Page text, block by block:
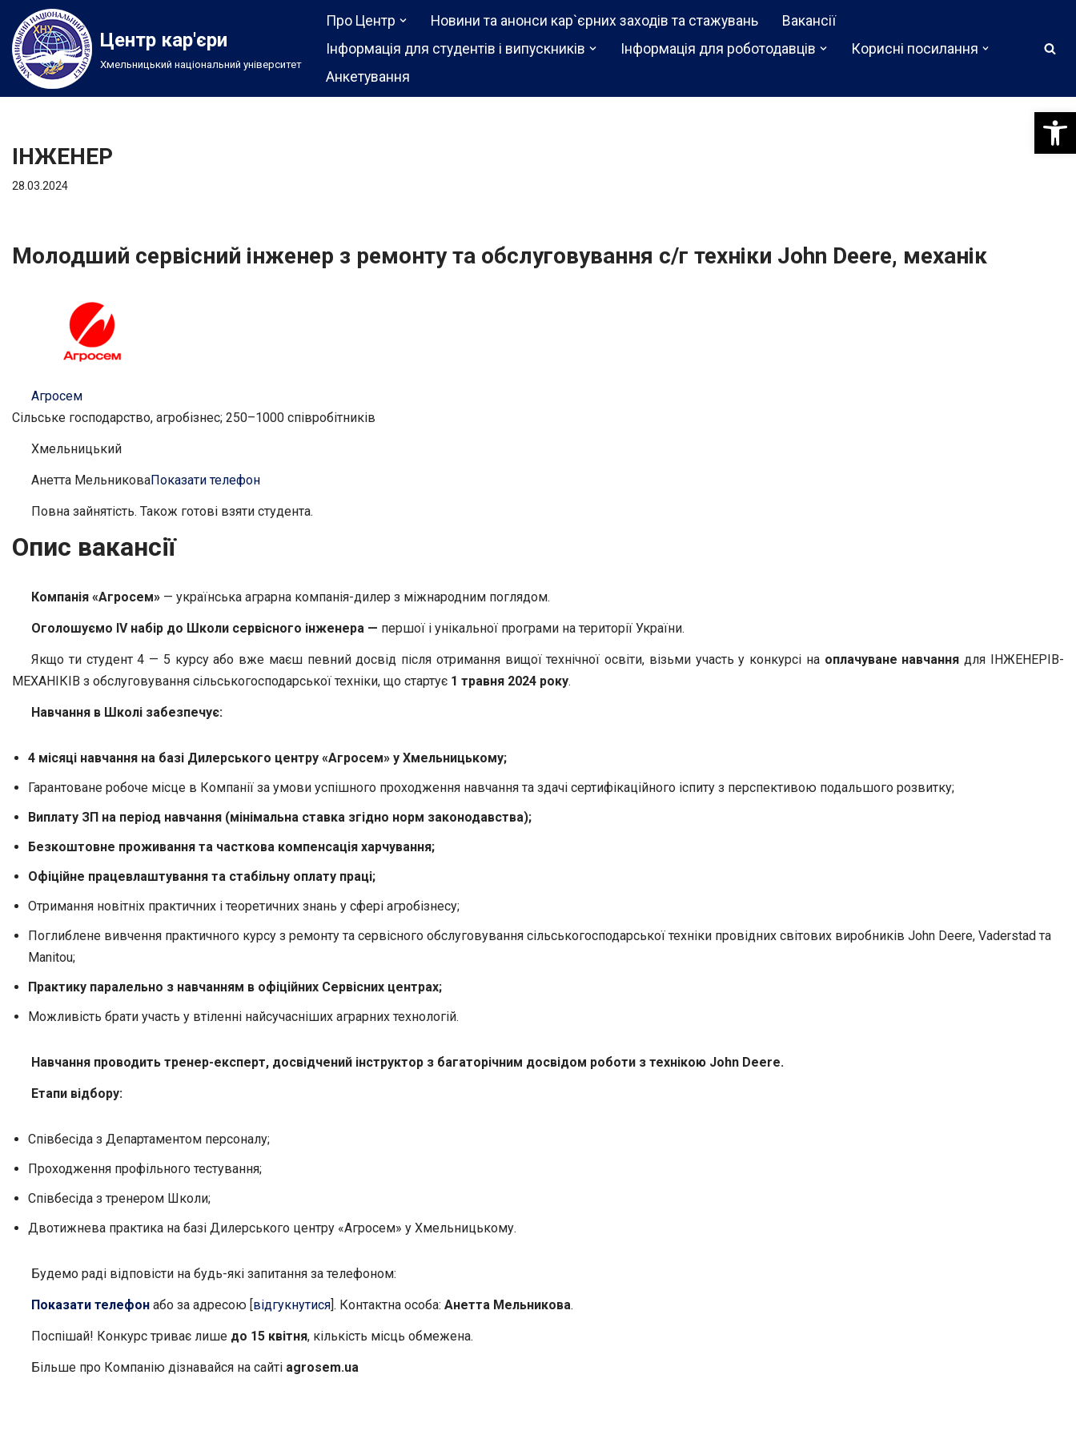
Перейти
до
вмісту
Центр кар'єри
Хмельницький національний університет
Про Центр Новини та анонси кар`єрних заходів та стажувань
Вакансії
Інформація для студентів і випускників
Інформація для роботодавців
Корисні посилання
Анкетування
ІНЖЕНЕР
28.03.2024
Молодший сервісний інженер з ремонту та обслуговування с/г техніки John Deere, механік
Агросем
Сільське господарство, агробізнес; 250–1000 співробітників
Хмельницький
Анетта МельниковаПоказати телефон
Повна зайнятість. Також готові взяти студента.
Опис вакансії
Компанія «Агросем» — українська аграрна компанія-дилер з міжнародним поглядом.
Оголошуємо IV набір до Школи сервісного інженера — першої і унікальної програми на території України.
Якщо ти студент 4 — 5 курсу або вже маєш певний досвід після отримання вищої технічної освіти, візьми участь у конкурсі на оплачуване навчання для ІНЖЕНЕРІВ-
МЕХАНІКІВ з обслуговування сільськогосподарської техніки, що стартує 1 травня 2024 року.
Навчання в Школі забезпечує:
4 місяці навчання на базі Дилерського центру «Агросем» у Хмельницькому;
Гарантоване робоче місце в Компанії за умови успішного проходження навчання та здачі сертифікаційного іспиту з перспективою подальшого розвитку;
Виплату ЗП на період навчання (мінімальна ставка згідно норм законодавства);
Безкоштовне проживання та часткова компенсація харчування;
Офіційне працевлаштування та стабільну оплату праці;
Отримання новітніх практичних і теоретичних знань у сфері агробізнесу;
Поглиблене вивчення практичного курсу з ремонту та сервісного обслуговування сільськогосподарської техніки провідних світових виробників John Deere, Vaderstad та
Manitou;
Практику паралельно з навчанням в офіційних Сервісних центрах;
Можливість брати участь у втіленні найсучасніших аграрних технологій.
Навчання проводить тренер-експерт, досвідчений інструктор з багаторічним досвідом роботи з технікою John Deere.
Етапи відбору:
Співбесіда з Департаментом персоналу;
Проходження профільного тестування;
Співбесіда з тренером Школи;
Двотижнева практика на базі Дилерського центру «Агросем» у Хмельницькому.
Будемо раді відповісти на будь-які запитання за телефоном:
Показати телефон або за адресою [відгукнутися]. Контактна особа: Анетта Мельникова.
Поспішай! Конкурс триває лише до 15 квітня, кількість місць обмежена.
Більше про Компанію дізнавайся на сайті agrosem.ua